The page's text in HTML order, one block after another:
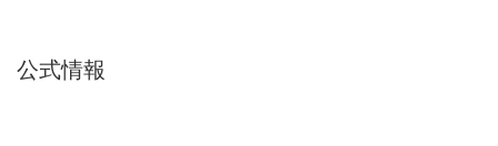
公式情報